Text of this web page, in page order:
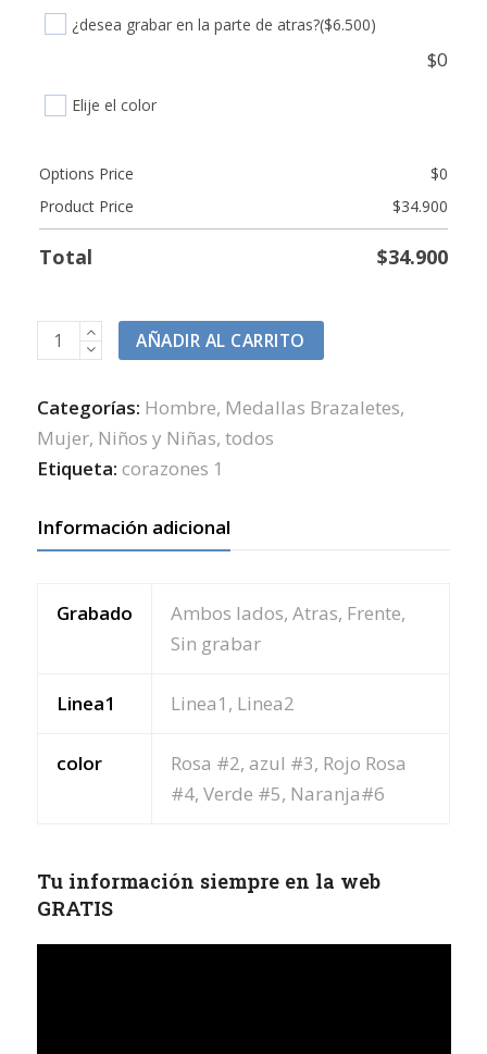
¿desea grabar en la parte de atras?($6.500)
$0
Elije el color
Options Price $0
Product Price
$34.900
Total $34.900
corazon
en
aluminio
-
varios
colores
35*26
cantidad
AÑADIR AL CARRITO
Categorías: Hombre, Medallas Brazaletes,
Mujer, Niños y Niñas, todos
Etiqueta: corazones 1
Información adicional
Grabado
Ambos lados, Atras, Frente,
Sin grabar
Linea1 Linea1, Linea2
color
Rosa #2, azul #3, Rojo Rosa
#4, Verde #5, Naranja#6
Tu información siempre en la web
GRATIS